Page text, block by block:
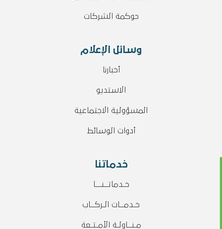
حوكمة الشركات
وسائل الإعلام
أخبارنا
الاستديو
المسؤولية الاجتماعية
أدوات الوسائط
خدماتنا
خـدماتــنـــا
خـدمــات الـركــاب
مـنــاولـة الأمـتـعة